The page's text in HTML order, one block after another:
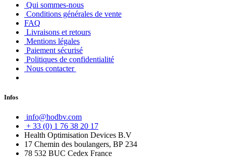
Qui sommes-nous
Conditions générales de vente
FAQ
Livraisons et retours
Mentions légales
Paiement sécurisé
Politiques de confidentialité
Nous contacter
Infos
info@hodbv.com
+ 33 (0) 1 76 38 20 17
Health Optimisation Devices B.V
17 Chemin des boulangers, BP 234
78 532 BUC Cedex France